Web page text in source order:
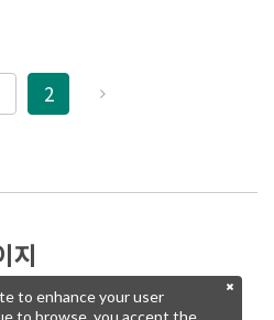
2
지
to enhance your user
to browse, you accept the